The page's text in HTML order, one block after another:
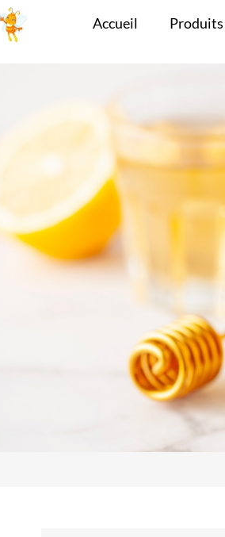
Accueil Produits